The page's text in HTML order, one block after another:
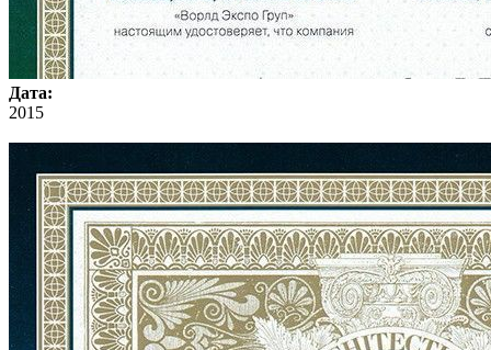
Дата:
2015